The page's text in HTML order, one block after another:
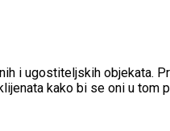
i ugostiteljskih objekata.
kako bi se oni u tom